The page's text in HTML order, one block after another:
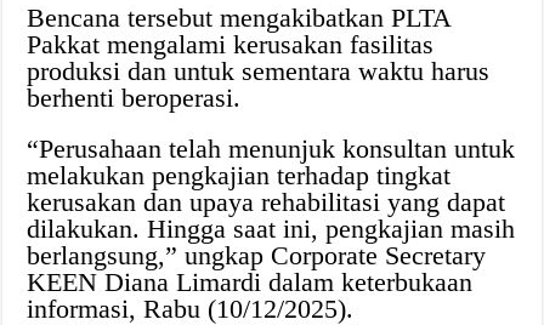
Bencana tersebut mengakibatkan PLTA
Pakkat mengalami kerusakan fasilitas
produksi dan untuk sementara waktu harus
berhenti beroperasi.
“Perusahaan telah menunjuk konsultan untuk
melakukan pengkajian terhadap tingkat
kerusakan dan upaya rehabilitasi yang dapat
dilakukan. Hingga saat ini, pengkajian masih
berlangsung,” ungkap Corporate Secretary
KEEN Diana Limardi dalam keterbukaan
informasi, Rabu (10/12/2025).